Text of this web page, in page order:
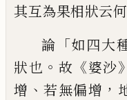
其互為果相狀云何
論 「如四大
狀也 。 故 《婆沙
增 、若無偏增 ，